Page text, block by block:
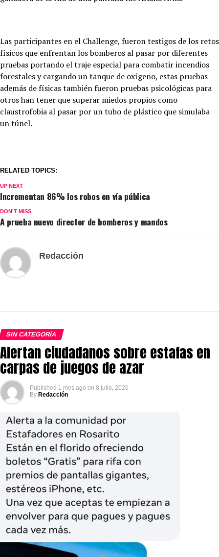
Las participantes en el Challenge, fueron testigos de los retos
físicos que enfrentan los bomberos al pasar por diferentes
pruebas portando el traje especial para combatir incendios
forestales y cargando un tanque de oxígeno, estas pruebas
además de físicas también fueron pruebas psicológicas para
otros han tener que superar miedos propios como
claustrofobia al pasar por un tubo de plástico que simulaba
un túnel.
RELATED TOPICS:
UP NEXT
Incrementan 86% los robos en vía pública
DON'T MISS
A prueba nuevo director de bomberos y mandos
Redacción
SIN CATEGORÍA
Alertan ciudadanos sobre estafas en
carpas de juegos de azar
Published 1 mes ago on 8 julio, 2026
By Redacción